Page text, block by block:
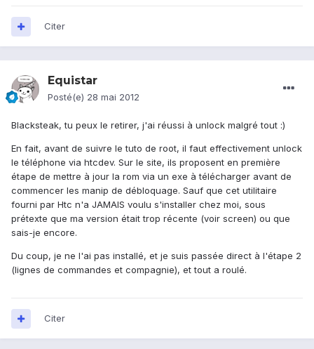
Citer
Equistar
Posté(e) 28 mai 2012
Blacksteak, tu peux le retirer, j'ai réussi à unlock malgré tout :)
En fait, avant de suivre le tuto de root, il faut effectivement unlock
le téléphone via htcdev. Sur le site, ils proposent en première
étape de mettre à jour la rom via un exe à télécharger avant de
commencer les manip de débloquage. Sauf que cet utilitaire
fourni par Htc n'a JAMAIS voulu s'installer chez moi, sous
prétexte que ma version était trop récente (voir screen) ou que
sais-je encore.
Du coup, je ne l'ai pas installé, et je suis passée direct à l'étape 2
(lignes de commandes et compagnie), et tout a roulé.
Citer